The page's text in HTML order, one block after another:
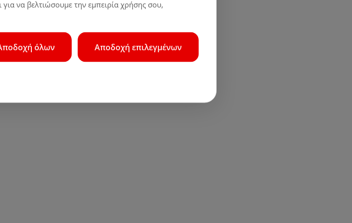
να βελτιώσουμε την εμπειρία χρήσης σου,
Αποδοχή επιλεγμένων
όλων